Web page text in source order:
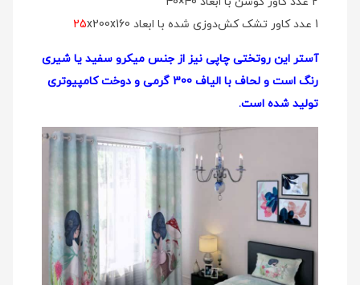
1 عدد کاور تشک کش‌دوزی شده با ابعاد
25x200x160
آستر این روتختی چاپی نیز از جنس میکرو سفید یا شیری
رنگ است و لحاف با الیاف 300 گرمی و دوخت کامپیوتری
تولید شده است.